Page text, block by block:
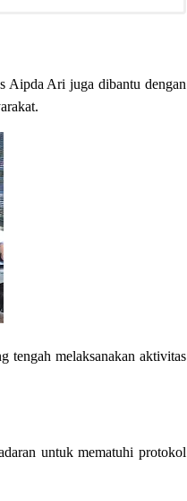
Aipda Ari juga dibantu dengan
tengah melaksanakan aktivitas
untuk mematuhi protokol